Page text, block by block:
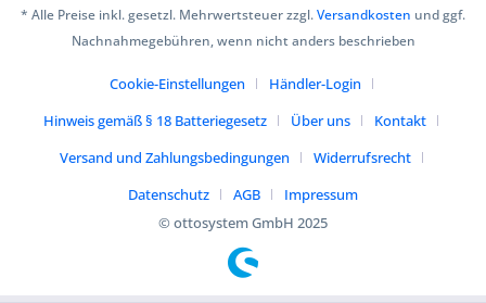
* Alle Preise inkl. gesetzl. Mehrwertsteuer zzgl.Versandkosten und ggf.
Nachnahmegebühren, wenn nicht anders beschrieben
Cookie-Einstellungen
Händler-Login
Hinweis gemäß § 18 Batteriegesetz
Über uns
Kontakt
Versand und Zahlungsbedingungen
Widerrufsrecht
Datenschutz
AGB
Impressum
© ottosystem GmbH 2025